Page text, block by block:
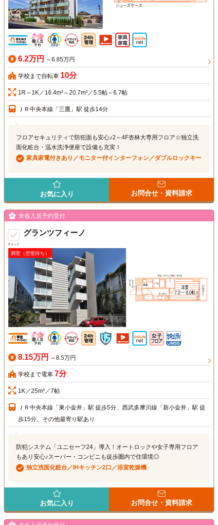
6.2万円 ～6.85万円
学校まで自転車 10分
1R～1K／16.4m²～20.7m²／5.5帖～6.7帖
ＪＲ中央本線「三鷹」駅 徒歩14分
フロアセキュリティで防犯面も安心♪2～4F杏林大専用フロア☆独立洗
面化粧台・温水洗浄便座で設備も充実！
家具家電付きあり／モニター付インターフォン／ダブルロックキー
お気に入り お問合せ・資料請求
チェック
来春入居予約受付
グランツフィーノ
満室（空室待ち）
8.15万円 ～8.5万円
学校まで電車 7分
1K／25m²／7帖
ＪＲ中央本線「東小金井」駅 徒歩5分、西武多摩川線「新小金井」駅 徒
歩15分、その他最寄り駅あり
防犯システム「ユニセーフ24」導入！オートロックや女子専用フロア
もあり安心♪スーパー・コンビニも徒歩圏内で住環境◎
独立洗面化粧台／IHキッチン2口／浴室乾燥機
お気に入り お問合せ・資料請求